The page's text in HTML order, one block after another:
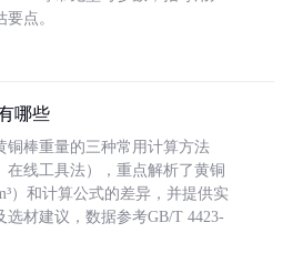
点。
哪些
铜棒重量的三种常用计算方法
在线工具法），重点解析了黄铜
）和计算公式的差异，并提供实
选材建议，数据参考GB/T 4423-